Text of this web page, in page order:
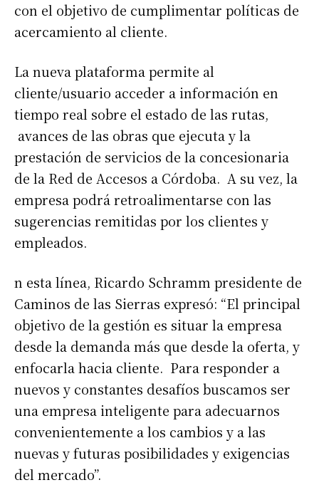
con el objetivo de cumplimentar políticas de
acercamiento al cliente.
La nueva plataforma permite al
cliente/usuario acceder a información en
tiempo real sobre el estado de las rutas,
avances de las obras que ejecuta y la
prestación de servicios de la concesionaria
de la Red de Accesos a Córdoba. A su vez, la
empresa podrá retroalimentarse con las
sugerencias remitidas por los clientes y
empleados.
n esta línea, Ricardo Schramm presidente de
Caminos de las Sierras expresó: “El principal
objetivo de la gestión es situar la empresa
desde la demanda más que desde la oferta, y
enfocarla hacia cliente. Para responder a
nuevos y constantes desafíos buscamos ser
una empresa inteligente para adecuarnos
convenientemente a los cambios y a las
nuevas y futuras posibilidades y exigencias
del mercado”.